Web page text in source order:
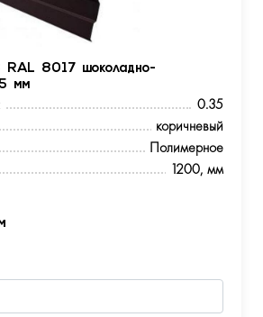
RAL 8017 шоколадно-
мм
0.35
коричневый
Полимерное
1200, мм